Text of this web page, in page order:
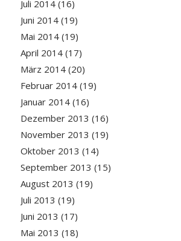
Juli 2014(16)
Juni 2014(19)
Mai 2014(19)
April 2014(17)
März 2014(20)
Februar 2014(19)
Januar 2014(16)
Dezember 2013 (16)
November 2013 (19)
Oktober 2013 (14)
September 2013 (15)
August 2013 (19)
Juli 2013 (19)
Juni 2013 (17)
Mai 2013 (18)